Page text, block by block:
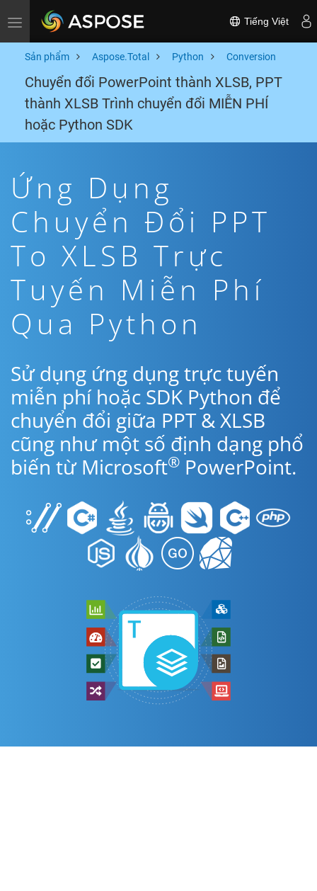
Toggle navigation Tiếng Việt
Sản phẩm Aspose.Total Python Conversion
Chuyển đổi PowerPoint thành XLSB, PPT
thành XLSB Trình chuyển đổi MIỄN PHÍ
hoặc Python SDK
Ứng Dụng
Chuyển Đổi PPT
To XLSB Trực
Tuyến Miễn Phí
Qua Python
Sử dụng ứng dụng trực tuyến
miễn phí hoặc SDK Python để
chuyển đổi giữa PPT & XLSB
cũng như một số định dạng phổ
biến từ Microsoft® PowerPoint.